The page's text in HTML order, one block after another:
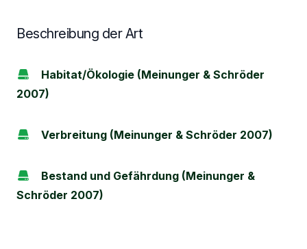
Beschreibung der Art
Habitat/Ökologie (Meinunger & Schröder
2007)
Verbreitung (Meinunger & Schröder 2007)
Bestand und Gefährdung (Meinunger &
Schröder 2007)